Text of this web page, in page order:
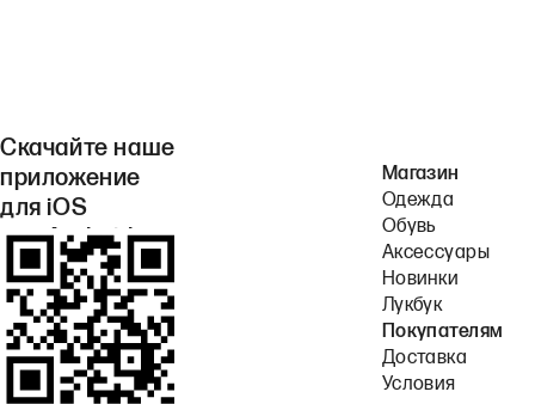
Скачайте наше
приложение
для iOS
или Android.
Магазин
Одежда
Обувь
Аксессуары
Новинки
Лукбук
Покупателям
Доставка
Условия